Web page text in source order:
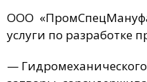
ООО
услуги по разработке
—